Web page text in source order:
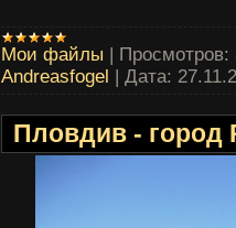
Мои файлы | Просмотров:
Andreasfogel | Дата:
Пловдив - город